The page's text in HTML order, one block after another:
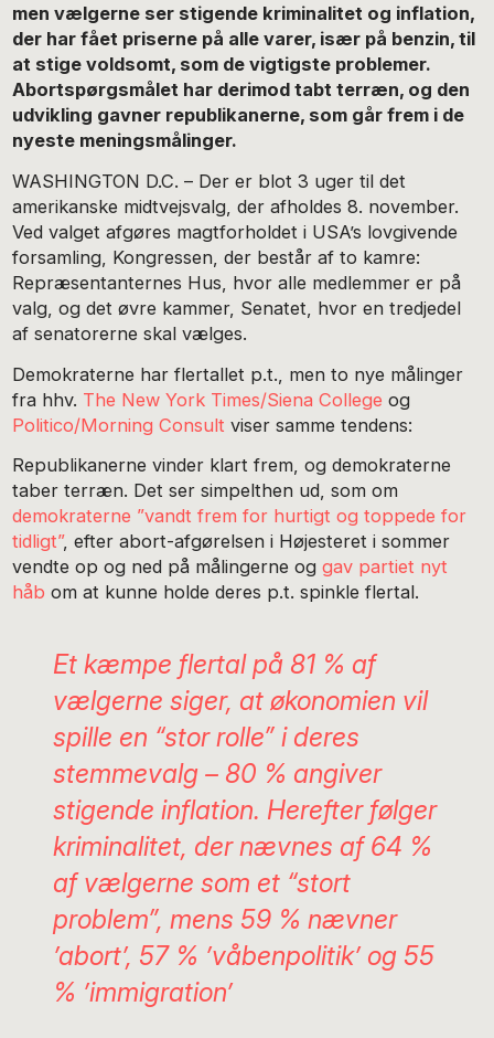
men vælgerne ser stigende kriminalitet og inflation,
der har fået priserne på alle varer, især på benzin, til
at stige voldsomt, som de vigtigste problemer.
Abortspørgsmålet har derimod tabt terræn, og den
udvikling gavner republikanerne, som går frem i de
nyeste meningsmålinger.
WASHINGTON D.C. – Der er blot 3 uger til det
amerikanske midtvejsvalg, der afholdes 8. november.
Ved valget afgøres magtforholdet i USA’s lovgivende
forsamling, Kongressen, der består af to kamre:
Repræsentanternes Hus, hvor alle medlemmer er på
valg, og det øvre kammer, Senatet, hvor en tredjedel
af senatorerne skal vælges.
Demokraterne har flertallet p.t., men to nye målinger
fra hhv. The New York Times/Siena College og
Politico/Morning Consult viser samme tendens:
Republikanerne vinder klart frem, og demokraterne
taber terræn. Det ser simpelthen ud, som om
demokraterne ”vandt frem for hurtigt og toppede for
tidligt”, efter abort-afgørelsen i Højesteret i sommer
vendte op og ned på målingerne og gav partiet nyt
håb om at kunne holde deres p.t. spinkle flertal.
Et kæmpe flertal på 81 % af
vælgerne siger, at økonomien vil
spille en “stor rolle” i deres
stemmevalg – 80 % angiver
stigende inflation. Herefter følger
kriminalitet, der nævnes af 64 %
af vælgerne som et “stort
problem”, mens 59 % nævner
’abort’, 57 % ’våbenpolitik’ og 55
% ’immigration’